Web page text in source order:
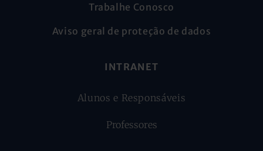
Trabalhe Conosco
Aviso geral de proteção de dados
INTRANET
Alunos e Responsáveis
Professores